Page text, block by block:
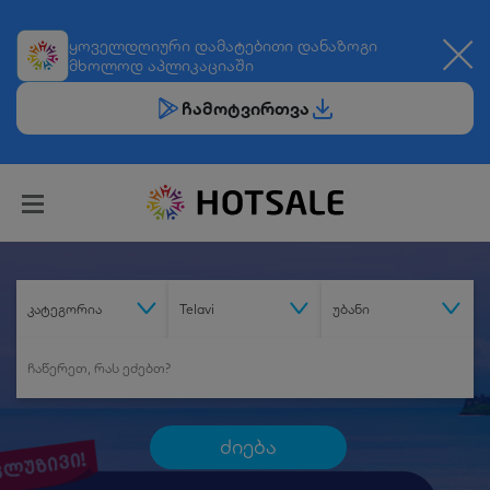
ყოველდღიური დამატებითი დანაზოგი
მხოლოდ აპლიკაციაში
ჩამოტვირთვა
კატეგორია Telavi უბანი
ძიება